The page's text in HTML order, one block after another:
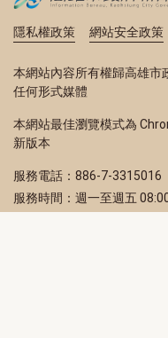
隱私權政策 網站安全政策
本網站內容所有權歸高雄市
任何形式媒體
本網站最佳瀏覽模式為
新版本
服務電話：886-7-3315016
服務時間：週一至週五